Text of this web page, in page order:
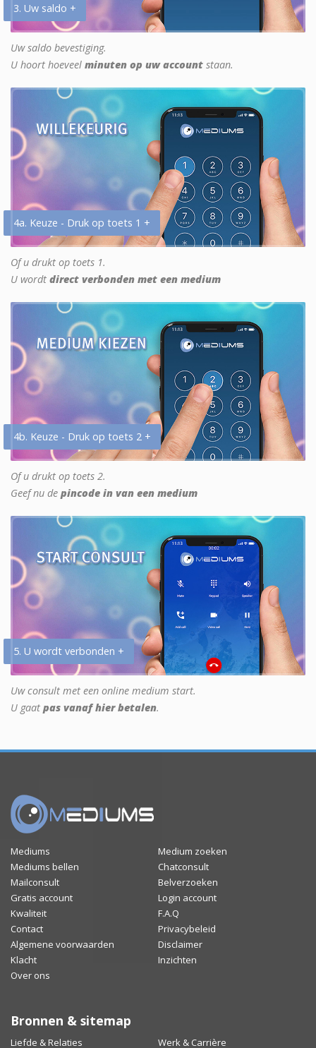
3. Uw saldo +
Uw saldo bevestiging.
U hoort hoeveel minuten op uw account staan.
4a. Keuze - Druk op toets 1 +
Of u drukt op toets 1.
U wordt direct verbonden met een medium
4b. Keuze - Druk op toets 2 +
Of u drukt op toets 2.
Geef nu de pincode in van een medium
5. U wordt verbonden +
Uw consult met een online medium start.
U gaat pas vanaf hier betalen.
Mediums
Medium zoeken
Mediums bellen
Chatconsult
Mailconsult
Belverzoeken
Gratis account
Login account
Kwaliteit
F.A.Q
Contact
Privacybeleid
Algemene voorwaarden
Disclaimer
Klacht
Inzichten
Over ons
Bronnen & sitemap
Liefde & Relaties Werk & Carrière